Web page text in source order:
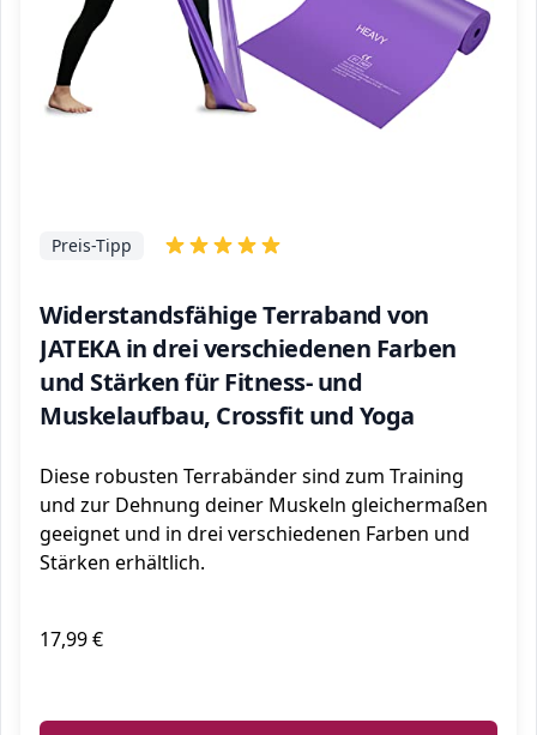
Widerstandsfähige Terraband von
JATEKA in drei verschiedenen Farben
und Stärken für Fitness- und
Muskelaufbau, Crossfit und Yoga
Preis-Tipp
Diese robusten Terrabänder sind zum Training
und zur Dehnung deiner Muskeln gleichermaßen
geeignet und in drei verschiedenen Farben und
Stärken erhältlich.
17,99 €